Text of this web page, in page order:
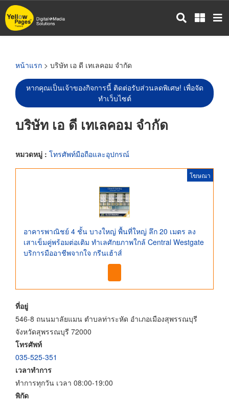
ข้าม
ไป
หน้าแรก > บริษัท เอ ดี เทเลคอม จำกัด
หากคุณเป็นเจ้าของกิจการนี้ ติดต่อรับส่วนลดพิเศษ! เพื่อจัด
ทำเว็บไซต์
บริษัท เอ ดี เทเลคอม จำกัด
หมวดหมู่ : โทรศัพท์มือถือและอุปกรณ์
โฆษณา
อาคารพาณิชย์ 4 ชั้น บางใหญ่ พื้นที่ใหญ่ ลึก 20 เมตร ลง
เสาเข็มคู่พร้อมต่อเติม ทำเลศักยภาพใกล้ Central Westgate
บริการมืออาชีพจากใจ กรีนเฮ้าส์
ที่อยู่
546-8 ถนนมาลัยแมน ตำบลท่าระหัด อำเภอเมืองสุพรรณบุรี
จังหวัดสุพรรณบุรี 72000
โทรศัพท์
035-525-351
เวลาทำการ
ทำการทุกวัน เวลา 08:00-19:00
พิกัด